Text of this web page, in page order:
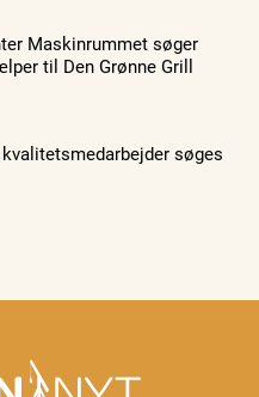
Maskinrummet søger
til Den Grønne Grill
søges